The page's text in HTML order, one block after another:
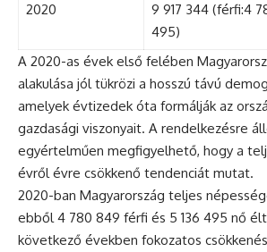
2020
9 917 344 (férfi:4
495)
A 2020-as évek első felében
alakulása jól tükrözi a hosszú távú
amelyek évtizedek óta formálják az
gazdasági viszonyait. A rendelkezésre
egyértelműen megfigyelhető, hogy a
évről évre csökkenő tendenciát mutat.
2020-ban Magyarország teljes
ebből 4 780 849 férfi és 5 136 495 nő
következő években fokozatos